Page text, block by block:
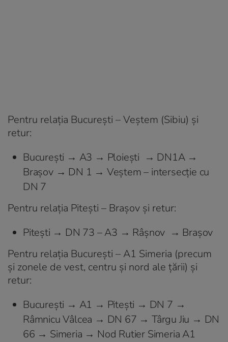
Pentru relaţia Bucureşti – Veştem (Sibiu) şi
retur:
Bucureşti → A3 → Ploieşti → DN1A →
Braşov → DN 1 → Veştem – intersecţie cu
DN 7
Pentru relaţia Piteşti – Braşov şi retur:
Piteşti → DN 73 – A3 → Râşnov → Braşov
Pentru relaţia Bucureşti – A1 Simeria (precum
şi zonele de vest, centru şi nord ale ţării) şi
retur:
Bucureşti → A1 → Piteşti → DN 7 →
Râmnicu Vâlcea → DN 67 → Târgu Jiu → DN
66 → Simeria → Nod Rutier Simeria A1